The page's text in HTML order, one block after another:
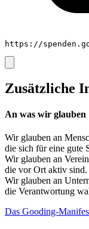
https://
Zusätzliche
An was wir glauben
Wir glauben an
die sich für eine gute
Wir glauben an
die vor Ort aktiv sind.
Wir glauben an
die Verantwortung
Das Gooding-